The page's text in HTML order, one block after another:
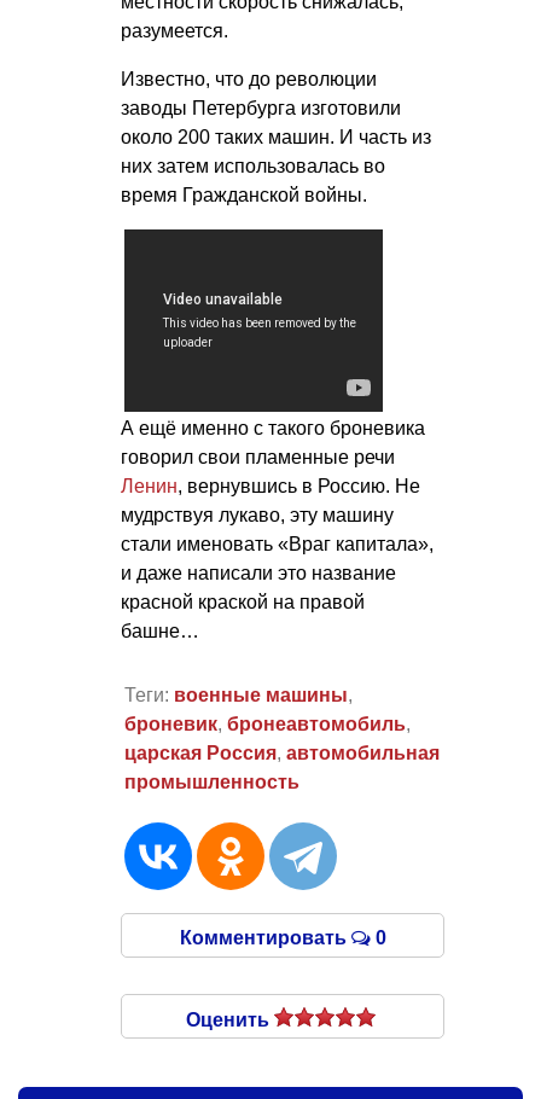
разумеется.
Известно, что до революции
заводы Петербурга изготовили
около 200 таких машин. И часть из
них затем использовалась во
время Гражданской войны.
А ещё именно с такого броневика
говорил свои пламенные речи
Ленин, вернувшись в Россию. Не
мудрствуя лукаво, эту машину
стали именовать «Враг капитала»,
и даже написали это название
красной краской на правой
башне…
Теги: военные машины,
броневик, бронеавтомобиль,
царская Россия, автомобильная
промышленность
Комментировать 0
Оценить